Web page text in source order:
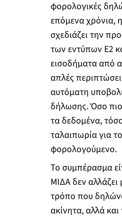
φορολογικές
επόμενα χρόνια,
σχεδιάζει την
των εντύπων Ε2
εισοδήματα από
απλές
αυτόματη
δήλωσης. Όσο
τα δεδομένα,
ταλαιπωρία για
φορολογούμενο.
Το συμπέρασμα
ΜΙΔΑ δεν αλλάζει
τρόπο που
ακίνητα, αλλά